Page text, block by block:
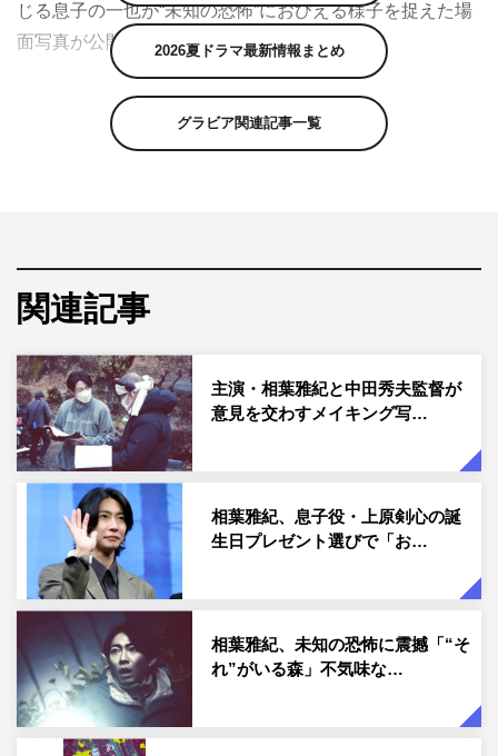
じる息子の一也が“未知の恐怖”におびえる様子を捉えた場
面写真が公開された。
台に、実際に数々の“それ”を見たという目撃情報をベース
に描かれるホラーエンターテインメント。田舎で農家を営
込まれていく。
監督は、ジャパニーズ・ホラーの代名詞であり、ハリウッ
ドでリメークもされた不朽の名作「リング」、2000年代
興行収入No.1ヒットホラー映画「事故物件 恐い間取り」
など、数々のヒット作を生み出してきたジャパニーズ・ホ
ラー界の名匠・中田秀夫が務める。
解禁された写真には、不可解な失踪事件が続く森で、まさ
に“それ”を目の前にし恐れ慄く表情の淳一、一也の親子の
姿が捉えられている。危険な森へ足を踏み入れ、二人が目
にしたものとは…。
本作で初共演となった相葉と上原。数百人の中からオーデ
ィションで一也役に抜擢された上原は、それまで芝居経験
がほとんどなく現場でも緊張気味だったという。そんな上
2026夏ドラマ最新情報まとめ
グラビア関連記事一覧
関連記事
主演・相葉雅紀と中田秀夫監督が
意見を交わすメイキング写…
相葉雅紀、息子役・上原剣心の誕
生日プレゼント選びで「お…
相葉雅紀、未知の恐怖に震撼「“そ
れ”がいる森」不気味な…